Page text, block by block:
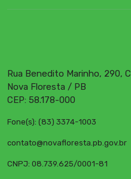
Rua Benedito Marinho, 290,
Nova Floresta / PB
CEP: 58.178-000
Fone(s): (83) 3374-1003
contato@novafloresta.pb.gov.br
CNPJ: 08.739.625/0001-81